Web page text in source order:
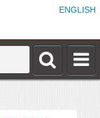
ENGLISH